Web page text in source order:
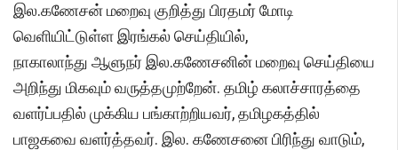
இல.கணேசன் மறைவு குறித்து பிரதமர் மோடி
வெளியிட்டுள்ள இரங்கல் செய்தியில்,
நாகாலாந்து ஆளுநர் இல.கணேசனின் மறைவு செய்தியை
அறிந்து மிகவும் வருத்தமுற்றேன். தமிழ் கலாச்சாரத்தை
வளர்ப்பதில் முக்கிய பங்காற்றியவர், தமிழகத்தில்
பாஜகவை வளர்த்தவர். இல. கணேசனை பிரிந்து வாடும்,